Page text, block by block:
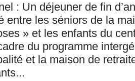
: Un déjeuner de fin
entre les séniors de la
» et les enfants du
du programme
et la maison de